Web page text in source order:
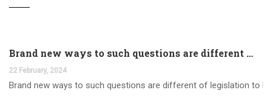
Brand new ways to such questions are different of legislation to help you jurisdiction
22 February, 2024
Brand new ways to such questions are different of legislation to